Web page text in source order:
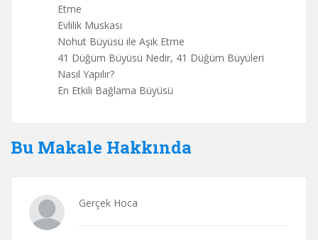
Etme
Evlilik Muskası
Nohut Büyüsü ile Aşık Etme
41 Düğüm Büyüsü Nedir, 41 Düğüm Büyüleri
Nasıl Yapılır?
En Etkili Bağlama Büyüsü
Bu Makale Hakkında
Gerçek Hoca